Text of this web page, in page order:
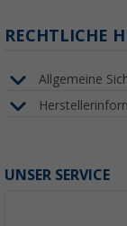
RECHTLICHE
Allgemeine
UNSER SERVICE